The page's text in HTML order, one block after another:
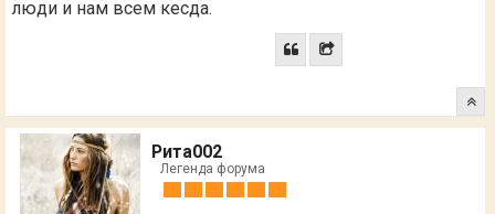
люди и нам всем кесда.
Рита002
Легенда форума